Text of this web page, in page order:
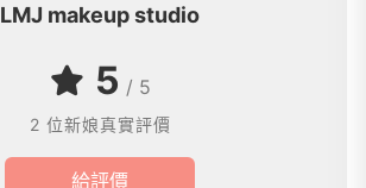
LMJ makeup studio
5 / 5
2 位新娘真實評價
給評價